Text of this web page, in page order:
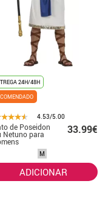
24H/48H
4.53/5.00
de Poseidon
Netuno para 33.99€
M
ADICIONAR